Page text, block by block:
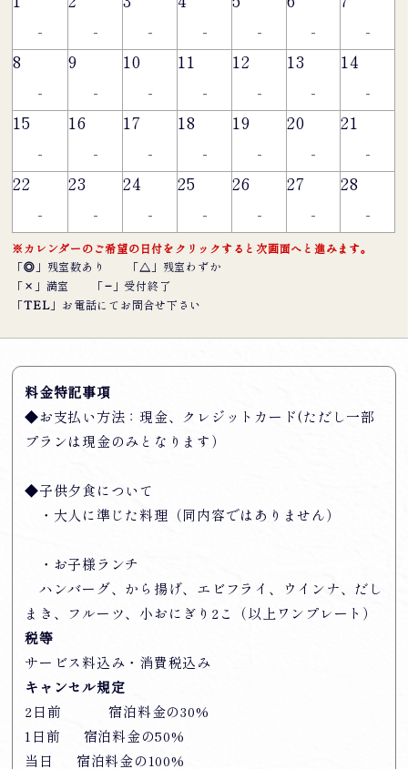
- - - - - - -
8
-
9
-
10
-
11
-
12
-
13
-
14
-
15
-
16
-
17
-
18
-
19
-
20
-
21
-
22
-
23
-
24
-
25
-
26
-
27
-
28
-
※カレンダーのご希望の日付をクリックすると次画面へと進みます。
「◎ 」残室数あり 「 △ 」残室わずか
「 × 」満室 「− 」受付終了
「TEL 」お電話にてお問合せ下さい
料金特記事項
◆お支払い方法：現金、クレジットカード(ただし一部
プランは現金のみとなります）
◆子供夕食について
・大人に準じた料理（同内容ではありません）
・お子様ランチ
ハンバーグ、から揚げ、エビフライ、ウインナ、だし
まき、フルーツ、小おにぎり2こ（以上ワンプレート）
税等
サービス料込み・消費税込み
キャンセル規定
2日前 宿泊料金の30%
1日前 宿泊料金の50%
当日 宿泊料金の100%